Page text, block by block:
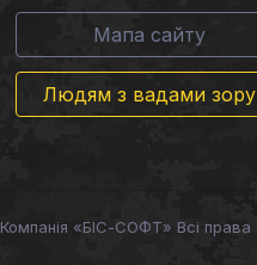
Мапа сайту
Людям з вадами зору
Компанія «БІС-СОФТ» Всі права